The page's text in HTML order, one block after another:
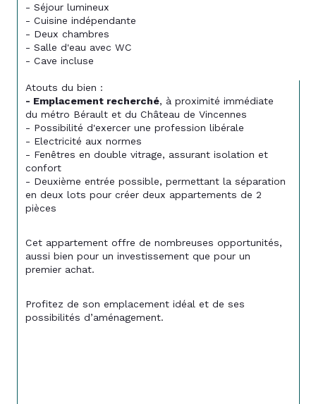
- Séjour lumineux
- Cuisine indépendante
- Deux chambres
- Salle d'eau avec WC
- Cave incluse
Atouts du bien :
- Emplacement recherché, à proximité immédiate
du métro Bérault et du Château de Vincennes
- Possibilité d'exercer une profession libérale
- Electricité aux normes
- Fenêtres en double vitrage, assurant isolation et
confort
- Deuxième entrée possible, permettant la séparation
en deux lots pour créer deux appartements de 2
pièces
Cet appartement offre de nombreuses opportunités,
aussi bien pour un investissement que pour un
premier achat.
Profitez de son emplacement idéal et de ses
possibilités d’aménagement.